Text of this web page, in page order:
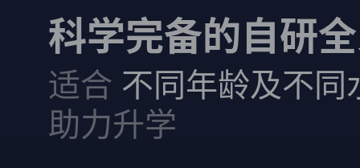
科学完备的自研
适合 不同年龄及不
助力升学